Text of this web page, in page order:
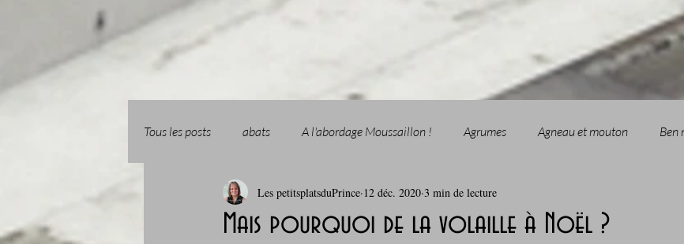
Tous les posts abats A l'abordage Moussaillon ! Agrumes Agneau et mouton Ben
Boissons et cocktails Boulangerie Breakfast c'est la rentrée !
Mais pourquoi de la volaille à Noël ?
Les petitsplatsduPrince 12 déc. 2020 3 min de lecture